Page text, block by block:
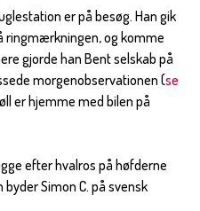
er på besøg. Han gik
ringmærkningen, og komme
gjorde han Bent selskab på
morgenobservationen (se
er hjemme med bilen på
efter hvalros på høfderne
Simon C. på svensk